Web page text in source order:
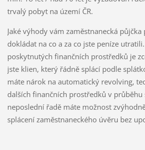
trvalý pobyt na území ČR.
Jaké výhody vám zaměstnanecká
dokládat na co a za co jste peníze
poskytnutých finančních prostředků je
jste klien, který řádně splácí podle
máte nárok na automatický revolving,
dalších finančních prostředků v průběhu
neposlední řadě máte možnost
splácení zaměstnaneckého úvěru bez